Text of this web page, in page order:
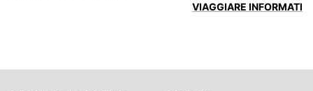
VIAGGIARE INFORMATI